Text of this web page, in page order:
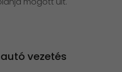
vezetés